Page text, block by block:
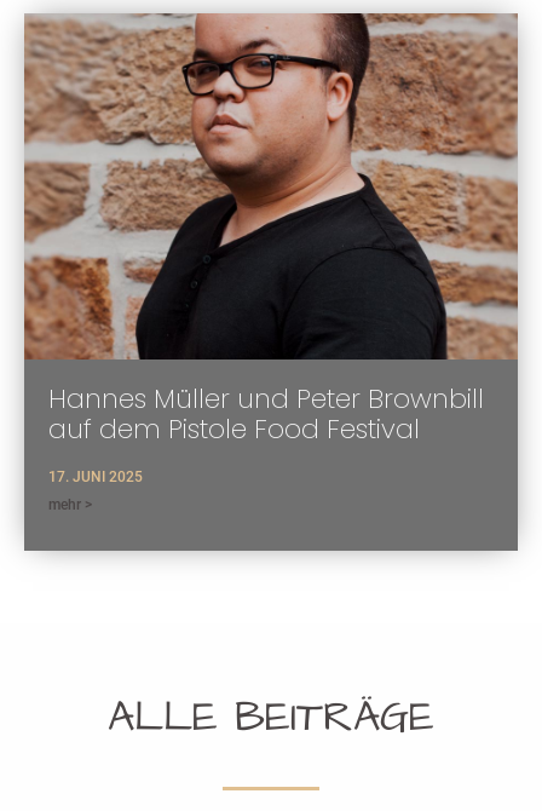
Hannes Müller und Peter Brownbill
auf dem Pistole Food Festival
17. JUNI 2025
mehr >
ALLE BEITRÄGE